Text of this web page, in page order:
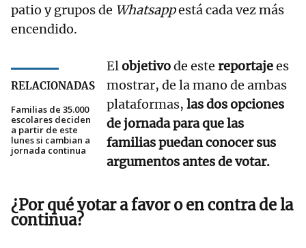
patio y grupos de Whatsappestá cada vez más
encendido.
RELACIONADAS
Familias de 35.000
escolares deciden
a partir de este
lunes si cambian a
jornada continua
Elobjetivode este reportajees
mostrar, de la mano de ambas
plataformas, las dos opciones
de jornada para que las
familias puedan conocer sus
argumentos antes de votar.
¿Por qué votar a favor o en contra de la
continua?